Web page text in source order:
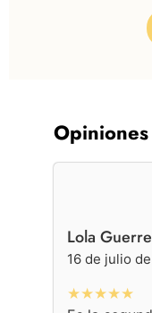
Lola
16 de julio
★★★★★